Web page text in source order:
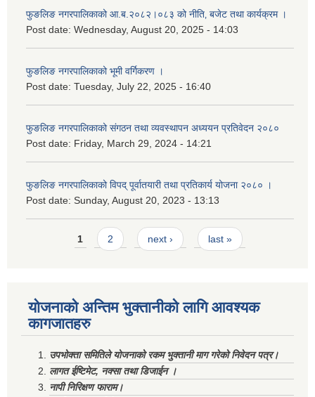
फुङलिङ नगरपालिकाको आ.ब.२०८२।०८३ को नीति‚ बजेट तथा कार्यक्रम ।
Post date: Wednesday, August 20, 2025 - 14:03
फुङलिङ नगरपालिकाको भूमी वर्गिकरण ।
Post date: Tuesday, July 22, 2025 - 16:40
फुङलिङ नगरपालिकाको संगठन तथा व्यवस्थापन अध्ययन प्रतिवेदन २०८०
Post date: Friday, March 29, 2024 - 14:21
फुङलिङ नगरपालिकाको विपद् पूर्वातयारी तथा प्रतिकार्य योजना २०८० ।
Post date: Sunday, August 20, 2023 - 13:13
Pages1 2 next › last »
योजनाको अन्तिम भुक्तानीको लागि आवश्यक
कागजातहरु
उपभोक्ता समितिले योजनाको रकम भुक्तानी माग गरेको निवेदन पत्र।
लागत ईष्टिमेट, नक्सा तथा डिजाईन ।
नापी निरिक्षण फाराम।